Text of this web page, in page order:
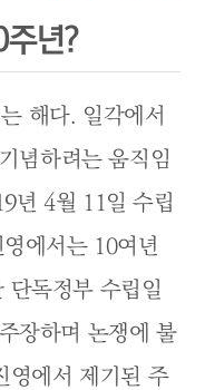
년?
해다. 일각에서
념하려는 움직임
년 4월 11일 수립
에서는 10여년
단독정부 수립일
장하며 논쟁에 불
영에서 제기된 주